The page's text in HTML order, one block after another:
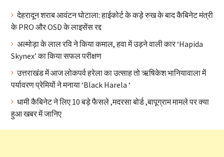
देहरादून शराब आवंटन घोटाला: हाईकोर्ट के कड़े रुख के बाद कैबिनेट मंत्री
के PRO और OSD के लाइसेंस रद्द
अल्मोड़ा के लाल रवि ने किया कमाल, हवा में उड़ने वाली कार ‘Hapida
Skynex’ का किया सफल परीक्षण
उत्तराखंड में आज लोकपर्व हरेला का उत्साह तो ऋषिकेश भानियावाला में
पर्यावरण प्रेमियों ने मनाया ‘Black Harela ‘
धामी कैबिनेट ने लिए 10 बड़े फैसले ,मदरसा बोर्ड ,बापूग्राम मामले पर क्या
हुआ खबर में जानिए